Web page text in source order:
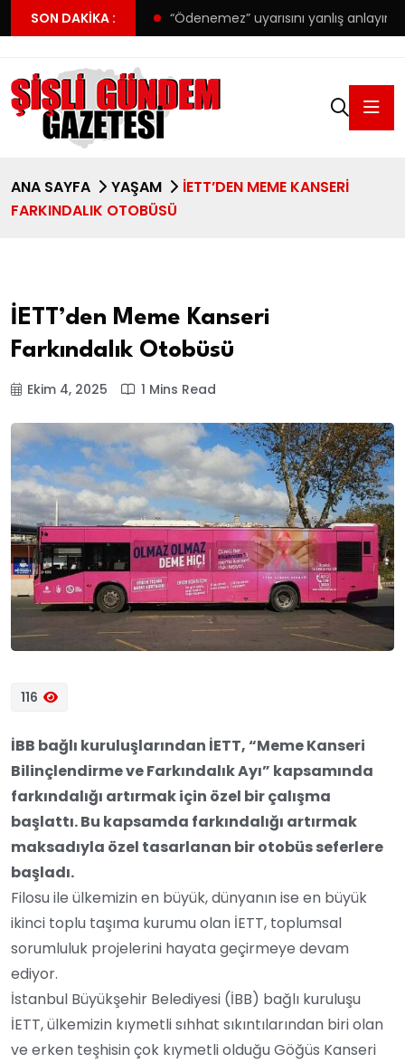
SON DAKIKA :
forma detayı “Ödenemez” uyarısını yanlış anlayınca
ANA SAYFA YAŞAM
İETT’DEN MEME KANSERI
FARKINDALIK OTOBÜSÜ
İETT’den Meme Kanseri
Farkındalık Otobüsü
Ekim 4, 2025 1 Mins Read
116
İBB bağlı kuruluşlarından İETT, “Meme Kanseri
Bilinçlendirme ve Farkındalık Ayı” kapsamında
farkındalığı artırmak için özel bir çalışma
başlattı. Bu kapsamda farkındalığı artırmak
maksadıyla özel tasarlanan bir otobüs seferlere
başladı.
Filosu ile ülkemizin en büyük, dünyanın ise en büyük
ikinci toplu taşıma kurumu olan İETT, toplumsal
sorumluluk projelerini hayata geçirmeye devam
ediyor.
İstanbul Büyükşehir Belediyesi (İBB) bağlı kuruluşu
İETT, ülkemizin kıymetli sıhhat sıkıntılarından biri olan
ve erken teşhisin çok kıymetli olduğu Göğüs Kanseri